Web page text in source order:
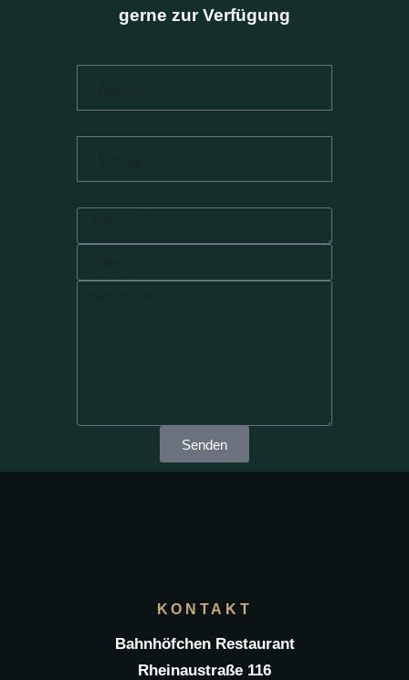
gerne zur Verfügung
Senden
KONTAKT
Bahnhöfchen Restaurant
Rheinaustraße 116